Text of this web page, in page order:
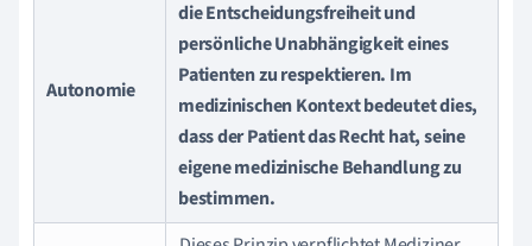
Autonomie
die Entscheidungsfreiheit und
persönliche Unabhängigkeit eines
Patienten zu respektieren. Im
medizinischen Kontext bedeutet dies,
dass der Patient das Recht hat, seine
eigene medizinische Behandlung zu
bestimmen.